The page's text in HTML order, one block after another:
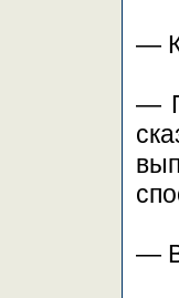
—
—
—